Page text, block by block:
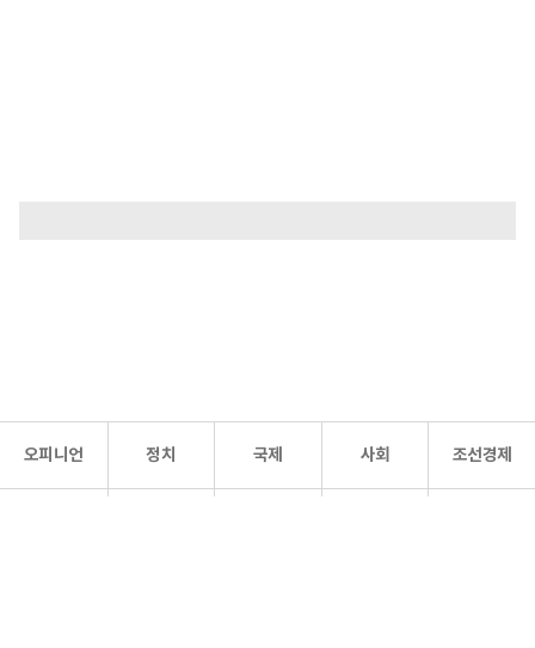
오피니언 정치 국제 사회 조선경제